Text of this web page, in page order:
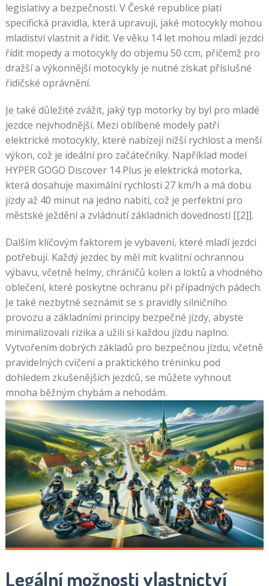
legislativy a bezpečnosti. V České republice platí
specifická pravidla, která upravují, jaké motocykly mohou
mladiství vlastnit a řídit. Ve věku 14 let mohou mladí jezdci
řídit mopedy a motocykly do objemu 50 ccm, přičemž pro
dražší a výkonnější motocykly je nutné získat příslušné
řidičské oprávnění.
Je také důležité zvážit, jaký typ motorky by byl pro mladé
jezdce nejvhodnější. Mezi oblíbené modely patří
elektrické motocykly, které nabízejí nižší rychlost a menší
výkon, což je ideální pro začátečníky. Například model
HYPER GOGO Discover 14 Plus je elektrická motorka,
která dosahuje maximální rychlosti 27 km/h a má dobu
jízdy až 40 minut na jedno nabití, což je perfektní pro
městské ježdění a zvládnutí základních dovedností [[2]].
Dalším klíčovým faktorem je vybavení, které mladí jezdci
potřebují. Každý jezdec by měl mít kvalitní ochrannou
výbavu, včetně helmy, chráničů kolen a loktů a vhodného
oblečení, které poskytne ochranu při případných pádech.
Je také nezbytné seznámit se s pravidly silničního
provozu a základními principy bezpečné jízdy, abyste
minimalizovali rizika a užili si každou jízdu naplno.
Vytvořením dobrých základů pro bezpečnou jízdu, včetně
pravidelných cvičení a praktického tréninku pod
dohledem zkušenějších jezdců, se můžete vyhnout
mnoha běžným chybám a nehodám.
Legální možnosti vlastnictví